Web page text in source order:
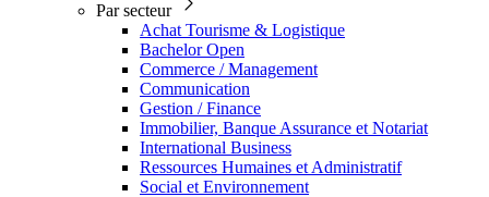
Par secteur
Achat Tourisme & Logistique
Bachelor Open
Commerce / Management
Communication
Gestion / Finance
Immobilier, Banque Assurance et Notariat
International Business
Ressources Humaines et Administratif
Social et Environnement